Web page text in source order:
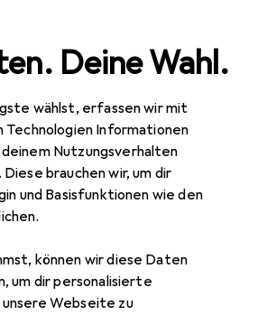
Deine Wahl.
wählst, erfassen wir mit
Technologien Informationen
Nutzungsverhalten
brauchen wir, um dir
und Basisfunktionen wie den
können wir diese Daten
um dir personalisierte
Webseite zu
Wohnen Möbel
EUR
158,44
vidaXLGasenar
für vidaXL